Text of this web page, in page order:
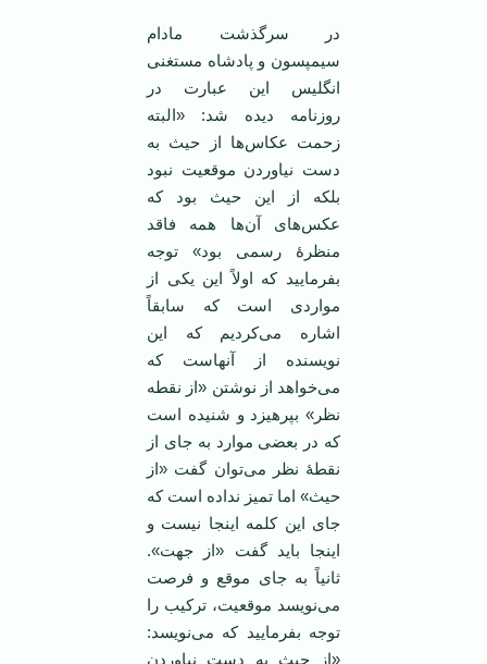
در سرگذشت مادام
سیمپسون و پادشاه مستغنی
انگلیس این عبارت در
روزنامه دیده شد: «البته
زحمت عکاس‌ها از حیث به
دست نیاوردن موقعیت نبود
بلکه از این حیث بود که
عکس‌های آن‌ها همه فاقد
منظرۀ رسمی بود» توجه
بفرمایید که اولاً این یکی از
مواردی است که سابقاً
اشاره می‌کردیم که این
نویسنده از آنهاست که
می‌خواهد از نوشتن «از نقطه
نظر» بپرهیزد و شنیده است
که در بعضی موارد به جای از
نقطۀ نظر می‌توان گفت «از
حیث» اما تمیز نداده است که
جای این کلمه اینجا نیست و
اینجا باید گفت «از جهت».
ثانیاً به جای موقع و فرصت
می‌نویسد موقعیت، ترکیب را
توجه بفرمایید که می‌نویسد:
«از حیث به دست نیاوردن